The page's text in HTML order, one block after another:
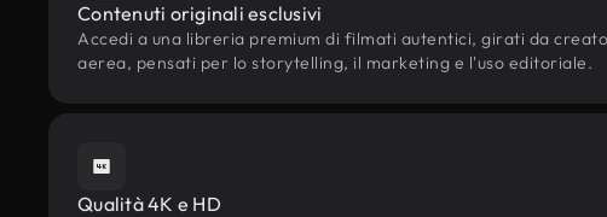
Contenuti originali esclusivi
Accedi a una libreria premium di filmati autentici, girati da
aerea, pensati per lo storytelling, il marketing e l'uso editoriale.
Qualità 4K e HD